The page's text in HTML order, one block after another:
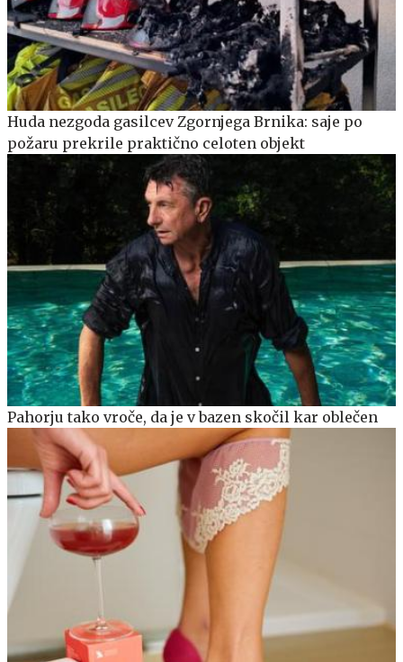
Huda nezgoda gasilcev Zgornjega Brnika: saje po
požaru prekrile praktično celoten objekt
Pahorju tako vroče, da je v bazen skočil kar oblečen